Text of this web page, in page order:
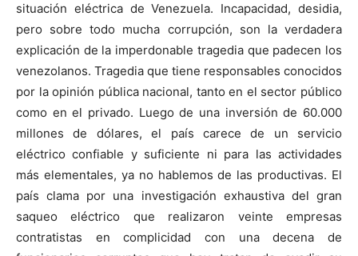
situación eléctrica de Venezuela. Incapacidad, desidia,
pero sobre todo mucha corrupción, son la verdadera
explicación de la imperdonable tragedia que padecen los
venezolanos. Tragedia que tiene responsables conocidos
por la opinión pública nacional, tanto en el sector público
como en el privado. Luego de una inversión de 60.000
millones de dólares, el país carece de un servicio
eléctrico confiable y suficiente ni para las actividades
más elementales, ya no hablemos de las productivas. El
país clama por una investigación exhaustiva del gran
saqueo eléctrico que realizaron veinte empresas
contratistas en complicidad con una decena de